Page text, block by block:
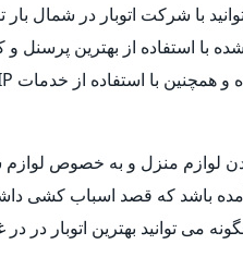
با شرکت اتوبار در شمال بار
شده با استفاده از بهترین
لوازم منزل و به خصوص
باشد که قصد اسباب کشی داشته
توانید بهترین اتوبار در در